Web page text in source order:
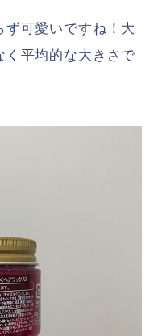
ず可愛いですね！大
く平均的な大きさで